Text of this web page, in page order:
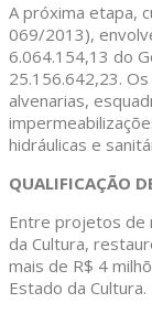
A próxima etapa,
069/2013),
6.064.154,13 do
25.156.642,23.
alvenarias,
hidráulicas e
QUALIFICAÇÃO
Entre projetos de
da Cultura,
mais de R$ 4
Estado da Cultura.